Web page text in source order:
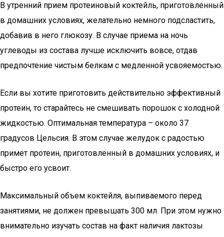
В утренний прием протеиновый коктейль, приготовленный
в домашних условиях, желательно немного подсластить,
добавив в него глюкозу. В случае приема на ночь
углеводы из состава лучше исключить вовсе, отдав
предпочтение чистым белкам с медленной усвояемостью.
Если вы хотите приготовить действительно эффективный
протеин, то старайтесь не смешивать порошок с холодной
жидкостью. Оптимальная температура – около 37
градусов Цельсия. В этом случае желудок с радостью
примет протеин, приготовленный в домашних условиях, и
быстро его усвоит.
Максимальный объем коктейля, выпиваемого перед
занятиями, не должен превышать 300 мл. При этом нужно
внимательно изучать состав на факт наличия лактозы